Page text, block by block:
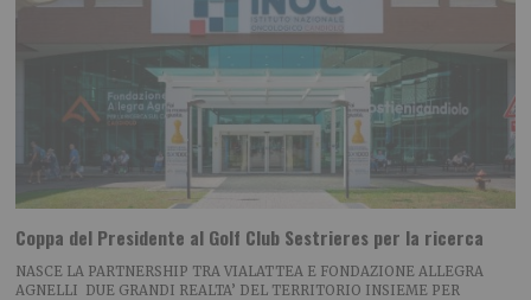
Coppa del Presidente al Golf Club Sestrieres per la ricerca
NASCE LA PARTNERSHIP TRA VIALATTEA E FONDAZIONE ALLEGRA
AGNELLI DUE GRANDI REALTA’ DEL TERRITORIO INSIEME PER